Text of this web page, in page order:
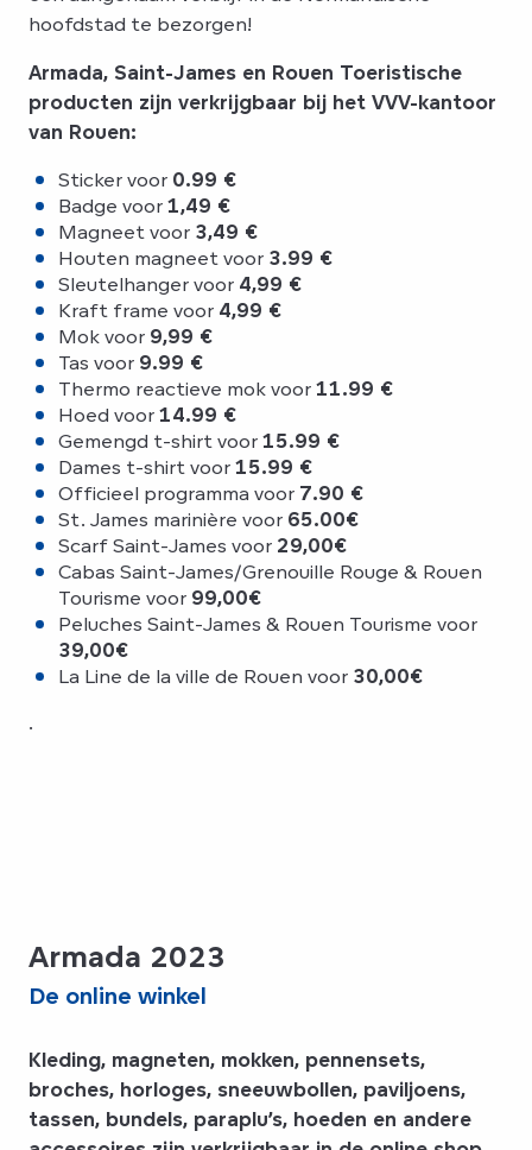
hoofdstad te bezorgen!
Armada, Saint-James en Rouen Toeristische
producten zijn verkrijgbaar bij het VVV-kantoor
van Rouen:
Sticker voor 0.99 €
Badge voor 1,49 €
Magneet voor 3,49 €
Houten magneet voor 3.99 €
Sleutelhanger voor 4,99 €
Kraft frame voor 4,99 €
Mok voor 9,99 €
Tas voor 9.99 €
Thermo reactieve mok voor 11.99 €
Hoed voor 14.99 €
Gemengd t-shirt voor 15.99 €
Dames t-shirt voor 15.99 €
Officieel programma voor 7.90 €
St. James marinière voor 65.00€
Scarf Saint-James voor 29,00€
Cabas Saint-James/Grenouille Rouge & Rouen
Tourisme voor 99,00€
Peluches Saint-James & Rouen Tourisme voor
39,00€
La Line de la ville de Rouen voor 30,00€
.
Armada 2023
De online winkel
Kleding, magneten, mokken, pennensets,
broches, horloges, sneeuwbollen, paviljoens,
tassen, bundels, paraplu’s, hoeden en andere